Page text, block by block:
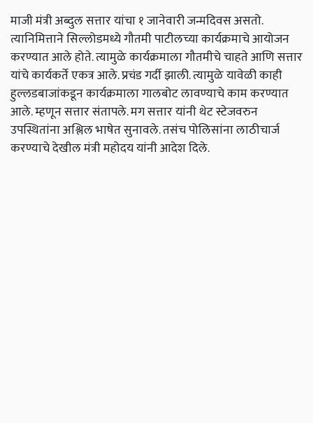
माजी मंत्री अब्दुल सत्तार यांचा १ जानेवारी जन्मदिवस असतो.
त्यानिमित्ताने सिल्लोडमध्ये गौतमी पाटीलच्या कार्यक्रमाचे आयोजन
करण्यात आले होते. त्यामुळे कार्यक्रमाला गौतमीचे चाहते आणि सत्तार
यांचे कार्यकर्ते एकत्र आले. प्रचंड गर्दी झाली. त्यामुळे यावेळी काही
हुल्लडबाजांकडून कार्यक्रमाला गालबोट लावण्याचे काम करण्यात
आले. म्हणून सत्तार संतापले. मग सत्तार यांनी थेट स्टेजवरुन
उपस्थितांना अश्लिल भाषेत सुनावले. तसंच पोलिसांना लाठीचार्ज
करण्याचे देखील मंत्री महोदय यांनी आदेश दिले.